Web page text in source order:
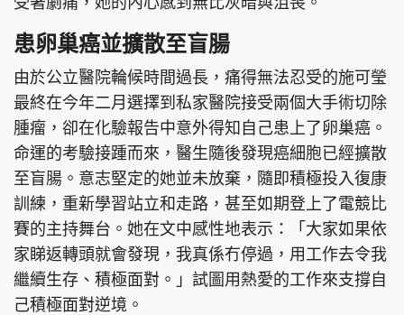
隱私政策聲明
Copyright © 東周網 版權所有 . 不得轉載
©Eastweek.com.hk. All rights reserved.
患卵巢癌並擴散至盲腸
由於公立醫院輪候時間過長，痛得無法忍受的施可瑩
最終在今年二月選擇到私家醫院接受兩個大手術切除
腫瘤，卻在化驗報告中意外得知自己患上了卵巢癌。
命運的考驗接踵而來，醫生隨後發現癌細胞已經擴散
至盲腸。意志堅定的她並未放棄，隨即積極投入復康
訓練，重新學習站立和走路，甚至如期登上了電競比
賽的主持舞台。她在文中感性地表示：「大家如果依
家睇返轉頭就會發現，我真係冇停過，用工作去令我
繼續生存、積極面對。」試圖用熱愛的工作來支撐自
己積極面對逆境。